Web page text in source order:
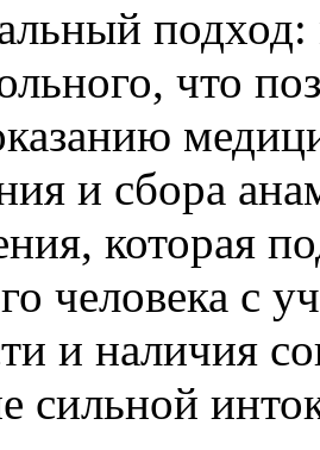
что
и сбора
которая
человека с
и наличия
сильной